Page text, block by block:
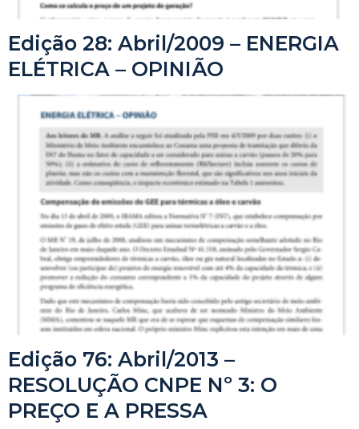
Edição 28: Abril/2009 – ENERGIA
ELÉTRICA – OPINIÃO
Edição 76: Abril/2013 –
RESOLUÇÃO CNPE Nº 3: O
PREÇO E A PRESSA